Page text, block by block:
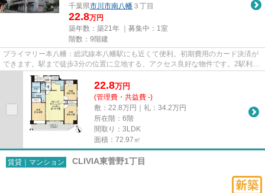
千葉県市川市南八幡 ３丁目
22.8万円
築年数：築21年 ｜募集中： 1室
階数：9階建
プライマリー本八幡：総武線本八幡駅にも近くて便利。初期費用のカード決済が
できます。駅まで徒歩3分の位置に立地する、アクセス良好な物件です。2駅利用
可能なアクセスの良い物件で...
22.8万円
(管理費・共益費 -)
敷：22.8万円｜礼：34.2万円
所在階：6階
間取り：3LDK
面積：72.97㎡
賃貸｜マンション CLIVIA東菅野1丁目